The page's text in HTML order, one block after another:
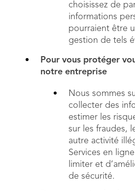
choisissez de
informations
pourraient être
gestion de tels
Pour vous protéger
notre entreprise
Nous sommes
collecter des
estimer les
sur les fraudes,
autre activité
Services en
limiter et
de sécurité.